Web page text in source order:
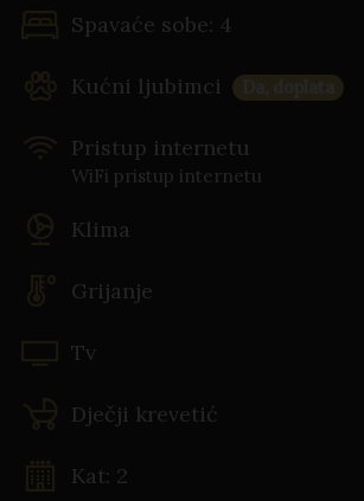
Spavaće sobe: 4
Kućni ljubimci
Pristup internetu
WiFi pristup internetu
Klima
Grijanje
Tv
Dječji krevetić
Kat: 2